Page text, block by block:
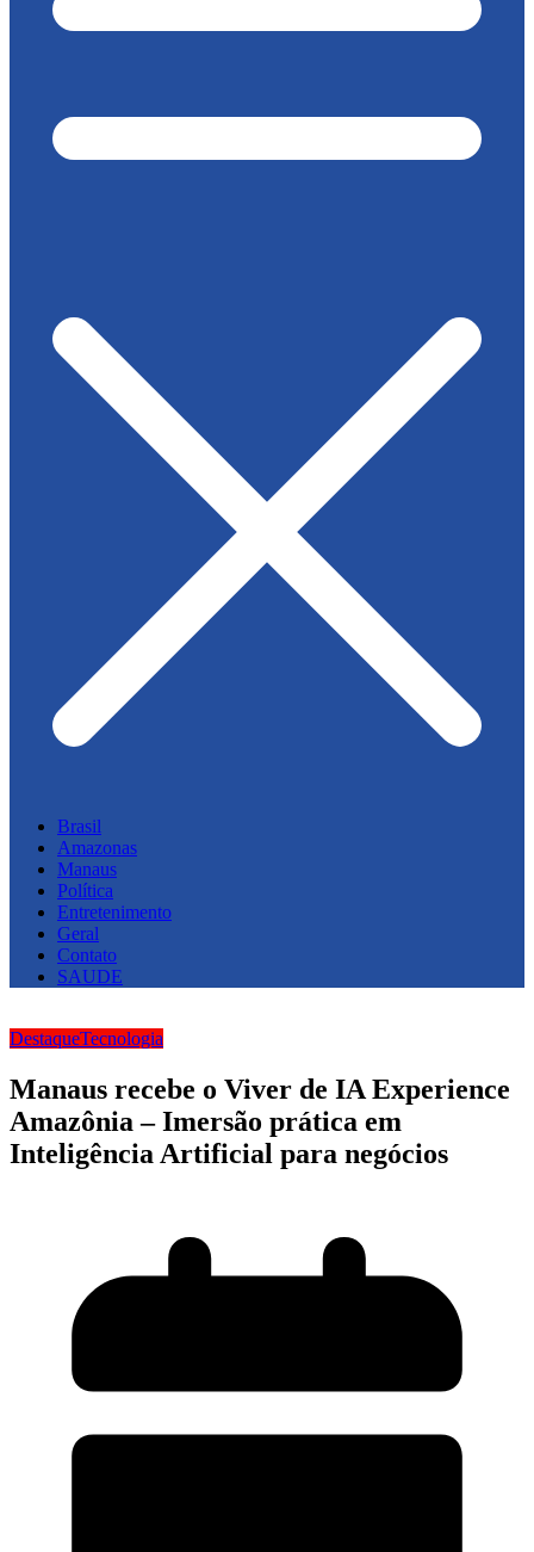
Brasil
Amazonas
Manaus
Política
Entretenimento
Geral
Contato
SAUDE
DestaqueTecnologia
Manaus recebe o Viver de IA Experience
Amazônia – Imersão prática em
Inteligência Artificial para negócios